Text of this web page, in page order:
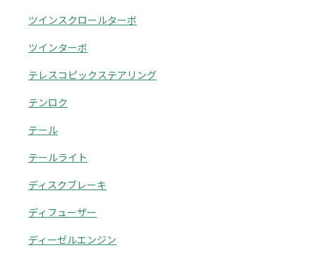
ツインスクロールターボ
ツインターボ
テレスコピックステアリング
テンロク
テール
テールライト
ディスクブレーキ
ディフューザー
ディーゼルエンジン